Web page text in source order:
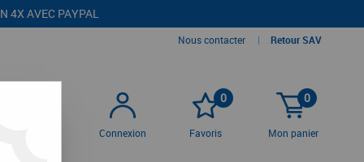
4X AVEC PAYPAL
Nous contacter | Retour SAV
Connexion
0
Favoris
0
Mon panier